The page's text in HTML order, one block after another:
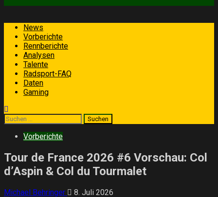
Primäres
Menü
News
Vorberichte
Rennberichte
Analysen
Talente
Radsport-FAQ
Daten
Gaming
Suchen
nach:
Vorberichte
Tour de France 2026 #6 Vorschau: Col
d’Aspin & Col du Tourmalet
Michael Behringer 8. Juli 2026